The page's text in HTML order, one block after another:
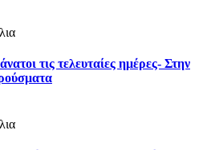
τις τελευταίες ημέρες- Στην